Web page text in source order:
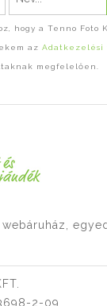
hogy a Tenno Foto
az Adatkezelési
megfelelően.
2-09